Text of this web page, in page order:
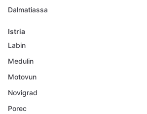
Dalmatiassa
Istria
Labin
Medulin
Motovun
Novigrad
Porec